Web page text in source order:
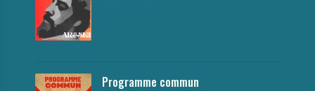
Programme commun